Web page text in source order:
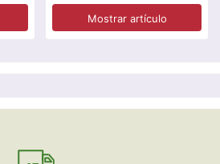
Mostrar artículo